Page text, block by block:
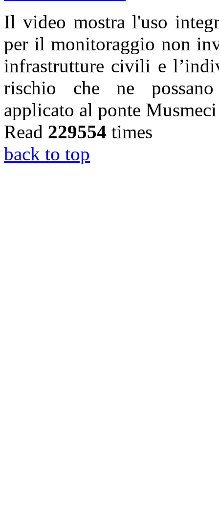
Il video mostra l'uso
per il monitoraggio non
infrastrutture civili e
rischio che ne
applicato al ponte
Read 229554 times
back to top